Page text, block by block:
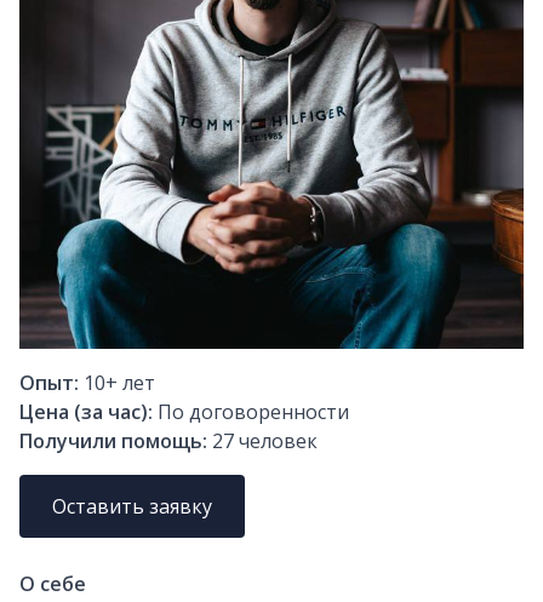
Опыт: 10+ лет
Цена (за час): По договоренности
Получили помощь: 27человек
Оставить заявку
О себе